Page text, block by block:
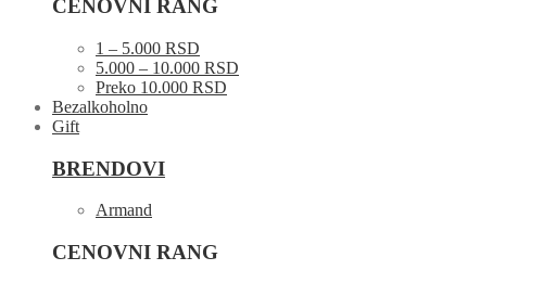
CENOVNI RANG
1 – 5.000 RSD
5.000 – 10.000 RSD
Preko 10.000 RSD
Bezalkoholno
Gift
BRENDOVI
Armand
CENOVNI RANG